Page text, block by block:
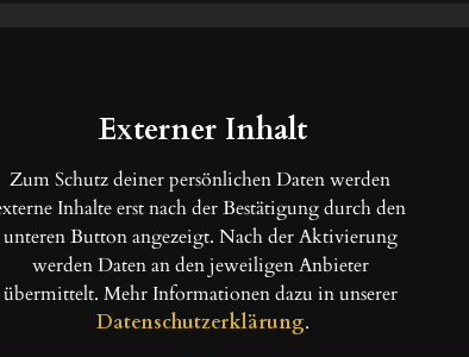
Externer Inhalt
Zum Schutz deiner persönlichen Daten werden
Inhalte erst nach der Bestätigung durch den
unteren Button angezeigt. Nach der Aktivierung
werden Daten an den jeweiligen Anbieter
übermittelt. Mehr Informationen dazu in unserer
Datenschutzerklärung.